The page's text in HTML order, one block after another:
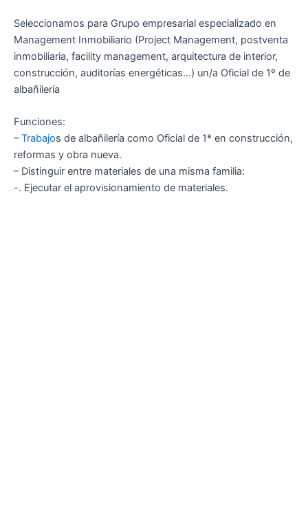
Seleccionamos para Grupo empresarial especializado en
Management Inmobiliario (Project Management, postventa
inmobiliaria, facility management, arquitectura de interior,
construcción, auditorías energéticas…) un/a Oficial de 1º de
albañilería
Funciones:
–Trabajos de albañilería como Oficial de 1ª en construcción,
reformas y obra nueva.
– Distinguir entre materiales de una misma familia:
-. Ejecutar el aprovisionamiento de materiales.